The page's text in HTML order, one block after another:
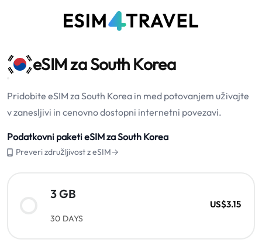
eSIM za South Korea
Pridobite eSIM za South Korea in med potovanjem uživajte
v zanesljivi in cenovno dostopni internetni povezavi.
Podatkovni paketi eSIM za South Korea
Preveri združljivost z eSIM→
3 GB
30 DAYS
US$3.15